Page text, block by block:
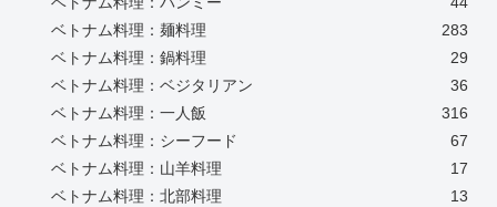
ベトナム料理：麺料理
283
ベトナム料理：鍋料理
29
ベトナム料理：ベジタリアン
36
ベトナム料理：一人飯
316
ベトナム料理：シーフード
67
ベトナム料理：山羊料理
17
ベトナム料理：北部料理
13